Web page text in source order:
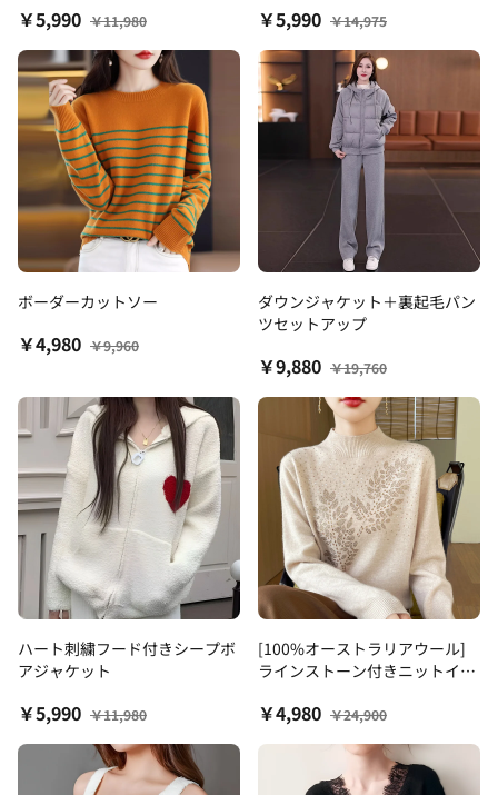
￥5,990 ￥11,980 ￥5,990 ￥14,975
ボーダーカットソー
￥4,980 ￥9,960
ダウンジャケット＋裏起毛パン
ツセットアップ
￥9,880 ￥19,760
ハート刺繍フード付きシープボ
アジャケット
￥5,990 ￥11,980
[100%オーストラリアウール]
ラインストーン付きニットイン
￥4,980 ￥24,900